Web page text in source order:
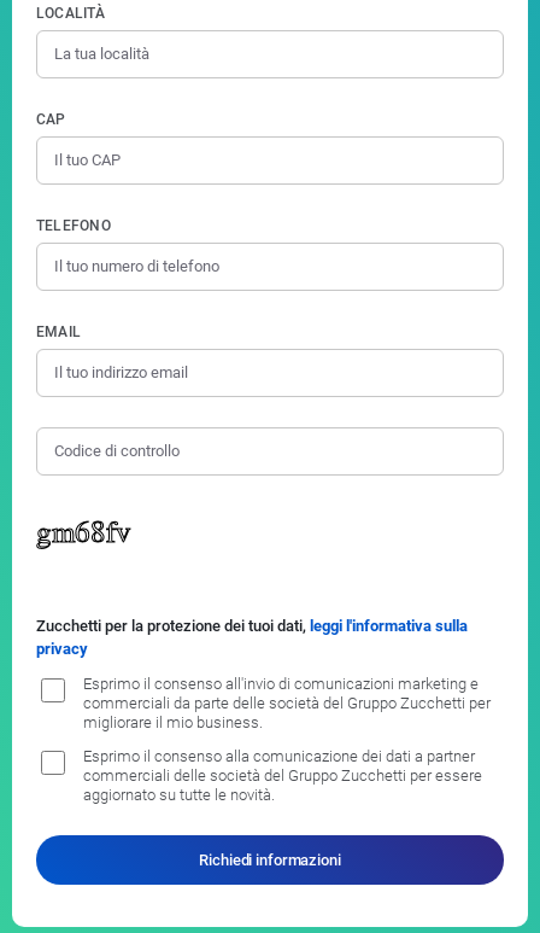
LOCALITÀ
CAP
TELEFONO
EMAIL
Zucchetti per la protezione dei tuoi dati, leggi l'informativa sulla
privacy
Esprimo il consenso all'invio di comunicazioni marketing e
commerciali da parte delle società del Gruppo Zucchetti per
migliorare il mio business.
Esprimo il consenso alla comunicazione dei dati a partner
commerciali delle società del Gruppo Zucchetti per essere
aggiornato su tutte le novità.
Richiedi informazioni